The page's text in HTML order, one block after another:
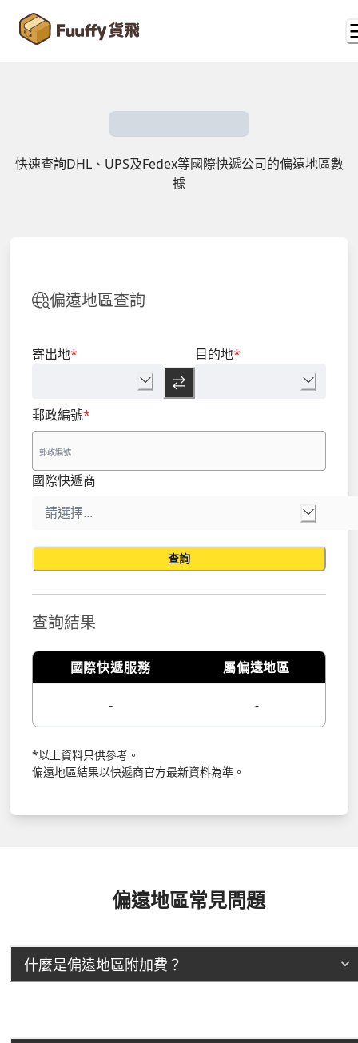
快速查詢DHL、UPS及Fedex等國際快遞公司的偏遠地區數
據
偏遠地區查詢
寄出地* 目的地*
郵政編號*
國際快遞商
查詢
查詢結果
國際快遞服務 屬偏遠地區
- -
*以上資料只供參考。
偏遠地區結果以快遞商官方最新資料為準。
偏遠地區常見問題
什麼是偏遠地區附加費？